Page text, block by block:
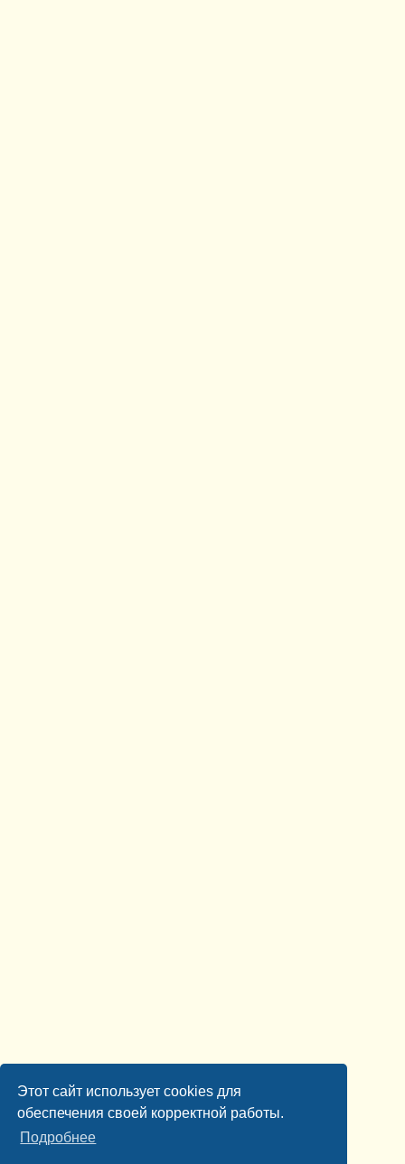
Этот сайт использует cookies для
обеспечения своей корректной работы.
Подробнее